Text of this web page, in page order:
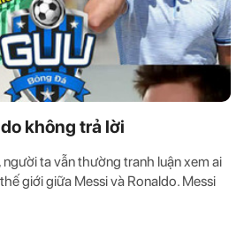
không trả lời
ta vẫn thường tranh luận xem ai
giới giữa Messi và Ronaldo. Messi